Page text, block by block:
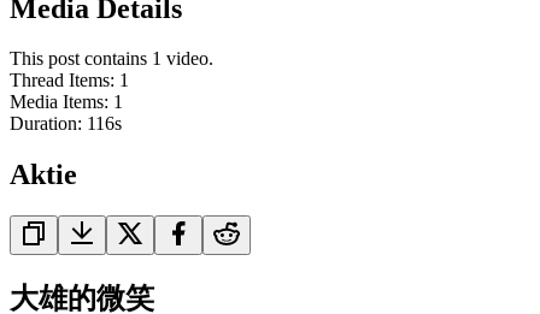
Media Details
This post contains 1 video.
Thread Items: 1
Media Items: 1
Duration: 116s
Aktie
大雄的微笑